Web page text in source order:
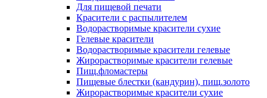
Для пищевой печати
Красители с распылителем
Водорастворимые красители сухие
Гелевые красители
Водорастворимые красители гелевые
Жирорастворимые красители гелевые
Пищ.фломастеры
Пищевые блестки (кандурин), пищ.золото
Жирорастворимые красители сухие